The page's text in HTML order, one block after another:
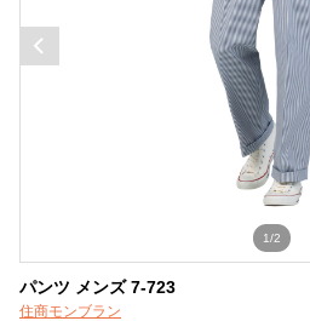
1/2
パンツ メンズ 7-723
住商モンブラン